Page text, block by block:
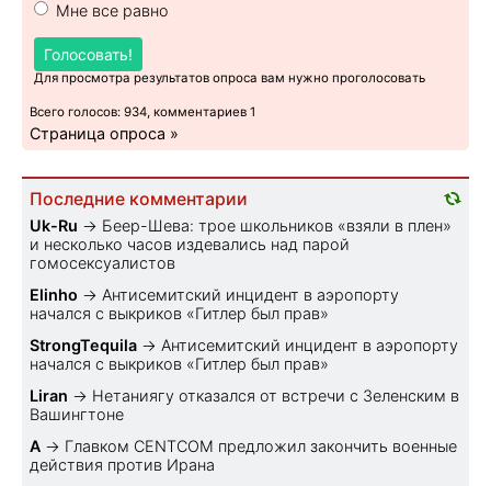
Мне все равно
Голосовать!
Для просмотра результатов опроса вам нужно проголосовать
Всего голосов: 934, комментариев 1
Страница опроса »
Последние комментарии
Uk-Ru → Беер-Шева: трое школьников «взяли в плен»
и несколько часов издевались над парой
гомосексуалистов
Elinho → Антисемитский инцидент в аэропорту
начался с выкриков «Гитлер был прав»
StrongTequila → Антисемитский инцидент в аэропорту
начался с выкриков «Гитлер был прав»
Liran → Нетаниягу отказался от встречи с Зеленским в
Вашингтоне
A → Главком CENTCOM предложил закончить военные
действия против Ирана